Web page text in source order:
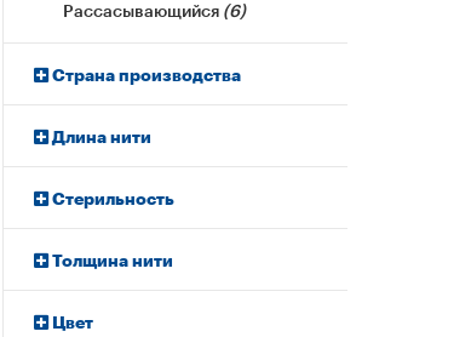
Рассасывающийся (6)
Страна производства
Длина нити
Стерильность
Толщина нити
Цвет